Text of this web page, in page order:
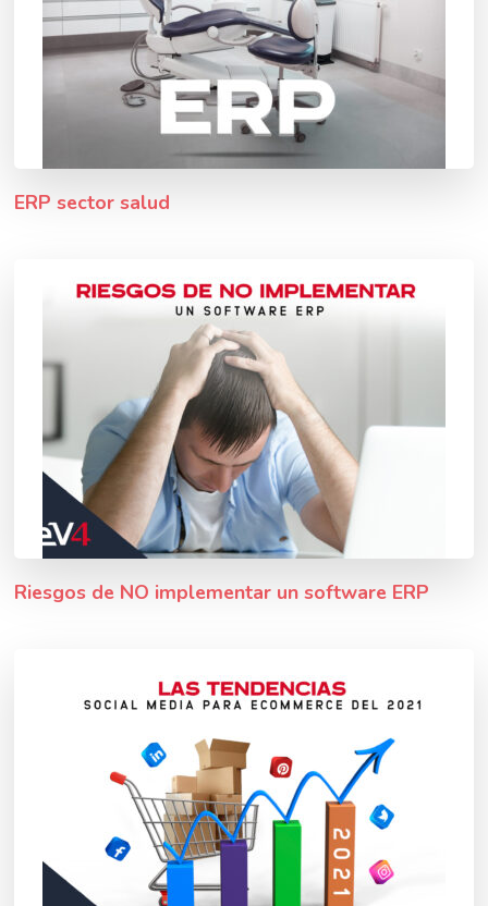
ERP sector salud
Riesgos de NO implementar un software ERP